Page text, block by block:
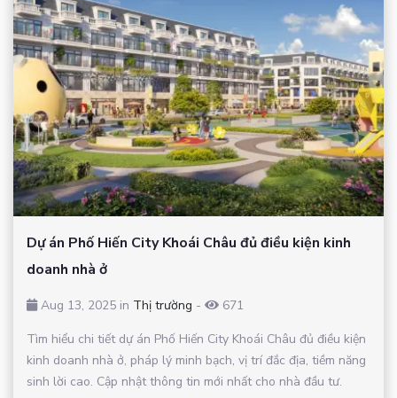
Dự án Phố Hiến City Khoái Châu đủ điều kiện kinh
doanh nhà ở
Aug 13, 2025 in Thị trường -
671
Tìm hiểu chi tiết dự án Phố Hiến City Khoái Châu đủ điều kiện
kinh doanh nhà ở, pháp lý minh bạch, vị trí đắc địa, tiềm năng
sinh lời cao. Cập nhật thông tin mới nhất cho nhà đầu tư.